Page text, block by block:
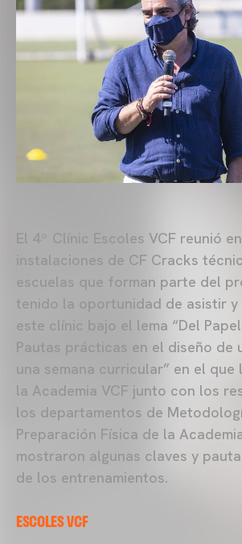
El 4º Clínic Escoles VCF reunió
instalaciones de CF Cracks
escuelas que forman parte del
tenido la oportunidad de asistir
este clínic bajo el lema “Del
Pautas prácticas en el diseño de
una semana curricular” en el
la Academia VCF junto con los
los departamentos de
Preparación Física de la
mostraron algunas claves y
de los entrenamientos.
ESCOLES VCF